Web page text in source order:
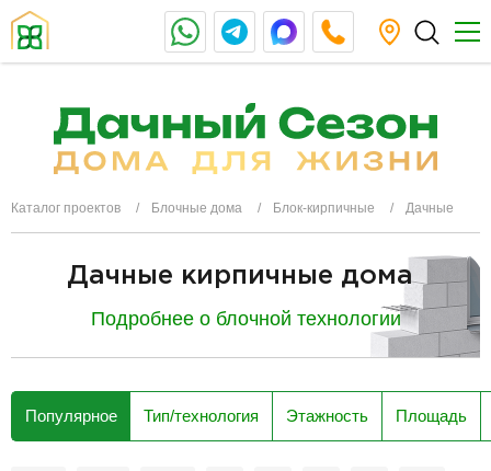
Каталог проектов Блочные дома Блок-кирпичные Дачные
Дачные кирпичные дома
Подробнее о блочной технологии
Популярное Тип/технология Этажность Площадь